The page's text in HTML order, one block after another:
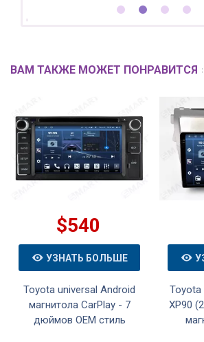
ВАМ ТАКЖЕ МОЖЕТ ПОНРАВИТСЯ
$540
УЗНАТЬ БОЛЬШЕ
Toyota universal Android
магнитола CarPlay - 7
дюймов OEM стиль
Toyota
XP90